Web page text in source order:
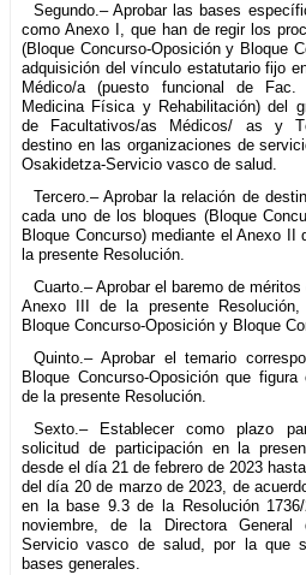
Segundo.– Aprobar las bases
como Anexo I, que han de regir los
(Bloque Concurso-Oposición y Bloque
adquisición del vínculo estatutario fijo
Médico/a (puesto funcional de Fac.
Medicina Física y Rehabilitación) del
de Facultativos/as Médicos/ as y
destino en las organizaciones de
Osakidetza-Servicio vasco de salud.
Tercero.– Aprobar la relación de
cada uno de los bloques (Bloque
Bloque Concurso) mediante el Anexo II
la presente Resolución.
Cuarto.– Aprobar el baremo de
Anexo III de la presente Resolución,
Bloque Concurso-Oposición y Bloque
Quinto.– Aprobar el temario
Bloque Concurso-Oposición que
de la presente Resolución.
Sexto.– Establecer como plazo
solicitud de participación en la
desde el día 21 de febrero de 2023
del día 20 de marzo de 2023, de
en la base 9.3 de la Resolución
noviembre, de la Directora General
Servicio vasco de salud, por la que
bases generales.